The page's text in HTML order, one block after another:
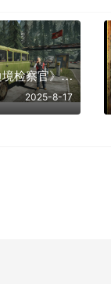
《缉私警察/边境检察官》中文版
2025-8-17